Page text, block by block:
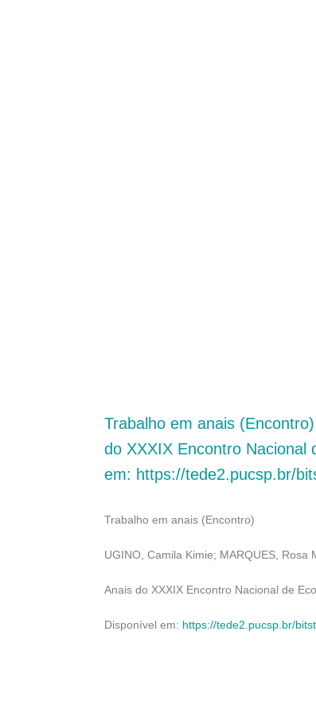
Trabalho em anais
do XXXIX Encontro Nacional
em: https://tede2.pucsp.br/
Trabalho em anais (Encontro)
UGINO, Camila Kimie; MARQUES, Rosa
Anais do XXXIX Encontro Nacional de
Disponível em: https://tede2.pucsp.br/